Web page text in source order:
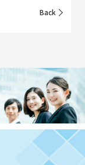
Back